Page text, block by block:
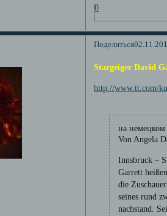
0
Поделиться
Stargeiger David
http://www.tt.com/
на немецком
Von Angela
Innsbruck –
Garrett
die
seines rund
nachstand.